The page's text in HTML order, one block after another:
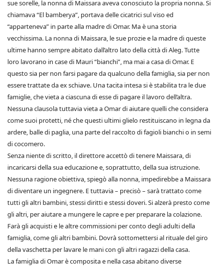
sue sorelle, la nonna di Maissara aveva conosciuto la propria nonna. Si
chiamava “El bamberya”, portava delle cicatrici sul viso ed
“apparteneva” in parte alla madre di Omar. Ma è una storia
vecchissima. La nonna di Maissara, le sue prozie e la madre di queste
ultime hanno sempre abitato dall’altro lato della città di Aleg. Tutte
loro lavorano in case di Mauri “bianchi”, ma mai a casa di Omar. E
questo sia per non farsi pagare da qualcuno della famiglia, sia per non
essere trattate da ex schiave. Una tacita intesa si è stabilita tra le due
famiglie, che vieta a ciascuna di esse di pagare il lavoro dell’altra.
Nessuna clausola tuttavia vieta a Omar di aiutare quelli che considera
come suoi protetti, né che questi ultimi glielo restituiscano in legna da
ardere, balle di paglia, una parte del raccolto di fagioli bianchi o in semi
di cocomero.
Senza niente di scritto, il direttore accettò di tenere Maissara, di
incaricarsi della sua educazione e, soprattutto, della sua istruzione.
Nessuna ragione obiettiva, spiegò alla nonna, impedirebbe a Maissara
di diventare un ingegnere. E tuttavia – precisò – sarà trattato come
tutti gli altri bambini, stessi diritti e stessi doveri. Si alzerà presto come
gli altri, per aiutare a mungere le capre e per preparare la colazione.
Farà gli acquisti e le altre commissioni per conto degli adulti della
famiglia, come gli altri bambini. Dovrà sottomettersi al rituale del giro
della vaschetta per lavare le mani con gli altri ragazzi della casa.
La famiglia di Omar è composita e nella casa abitano diverse